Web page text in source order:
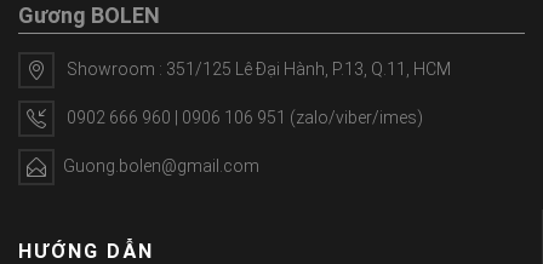
Gương BOLEN
Showroom : 351/125 Lê Đại Hành, P.13, Q.11, HCM
0902 666 960 | 0906 106 951 (zalo/viber/imes)
Guong.bolen@gmail.com
HƯỚNG DẪN